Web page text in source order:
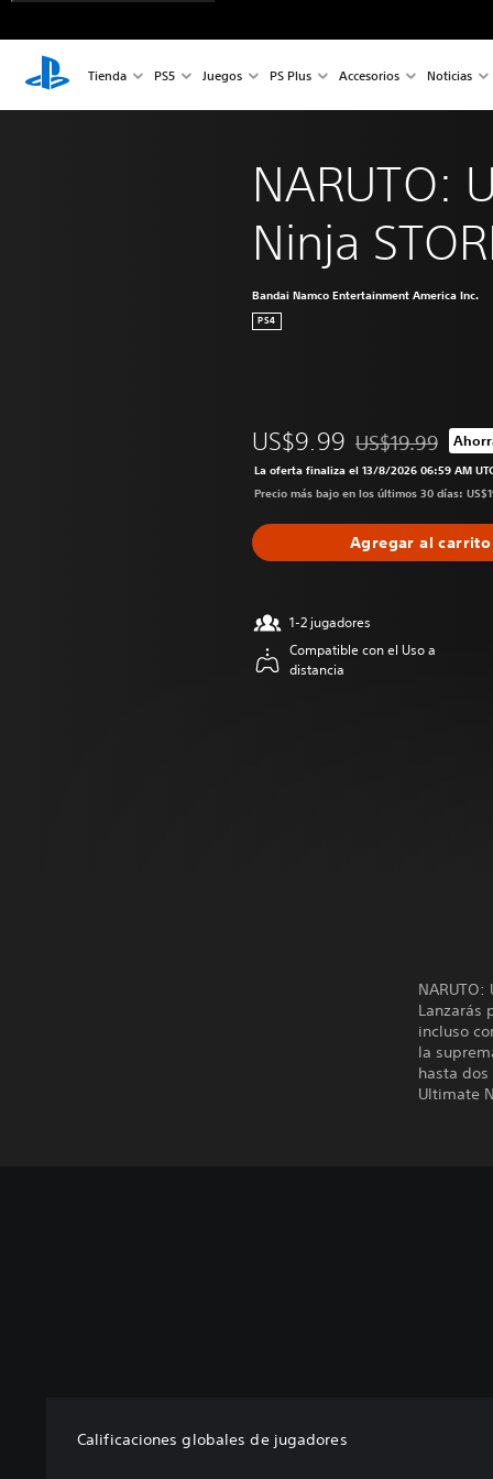
Tienda PS5 Juegos PS Plus Accesorios Noticias
NARUTO:
Ninja
Bandai Namco Entertainment America Inc.
PS4
US$9.99 Rebajado del
US$19.99
La oferta finaliza el 13/8/2026 06:59 AM
Precio más bajo en los últimos 30 días:
Agregar al carrito
1-2 jugadores
Compatible con el Uso a
distancia
Lanzarás
incluso
la
hasta
Ultimate
Calificaciones globales de jugadores